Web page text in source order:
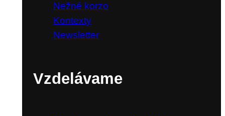
Nežné korzo
Kontexty
Newsletter
Vzdelávame